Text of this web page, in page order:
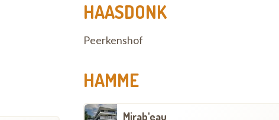
HAASDONK
Peerkenshof
HAMME
Mirab'eau